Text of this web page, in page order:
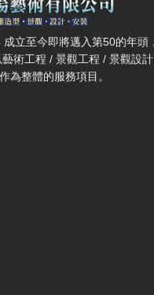
立至今即將邁入第50的年頭
術工程 / 景觀工程 / 景觀設
為整體的服務項目。